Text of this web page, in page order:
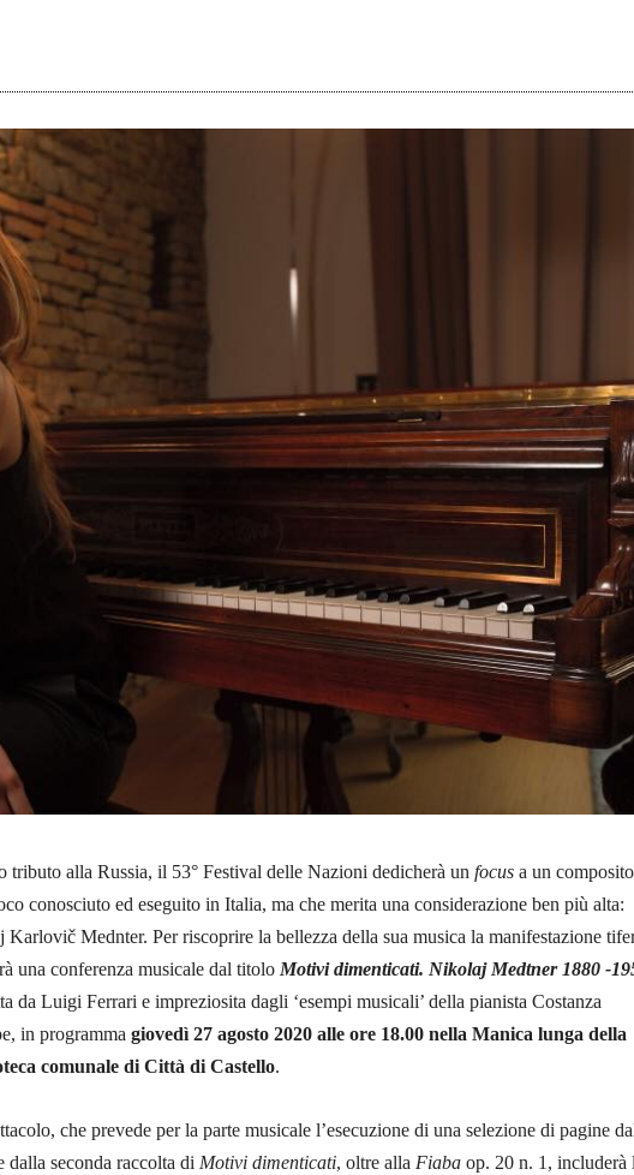
tributo alla Russia, il 53° Festival delle Nazioni dedicherà un focus a un
conosciuto ed eseguito in Italia, ma che merita una considerazione ben più alta:
Karlovič Mednter. Per riscoprire la bellezza della sua musica la manifestazione
una conferenza musicale dal titolo Motivi dimenticati. Nikolaj Medtner 1880 -
da Luigi Ferrari e impreziosita dagli ‘esempi musicali’ della pianista Costanza
in programma giovedì 27 agosto 2020 alle ore 18.00 nella Manica lunga della
comunale di Città di Castello.
che prevede per la parte musicale l’esecuzione di una selezione di pagine
dalla seconda raccolta di Motivi dimenticati, oltre alla Fiaba op. 20 n. 1, includerà